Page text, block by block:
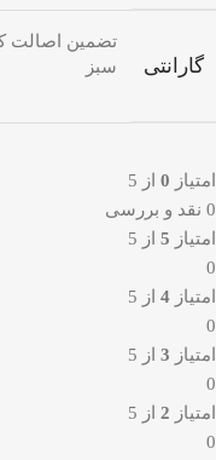
گارانتی
تضمین اصالت
سبز
امتیاز 0 از 5
0 نقد و بررسی
امتیاز 5 از 5
0
امتیاز 4 از 5
0
امتیاز 3 از 5
0
امتیاز 2 از 5
0